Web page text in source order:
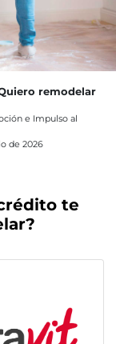
remodelar
e Impulso al
de 2026
te